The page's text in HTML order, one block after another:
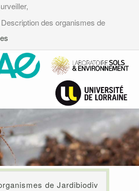
Description des organismes de
de Jardibiodiv